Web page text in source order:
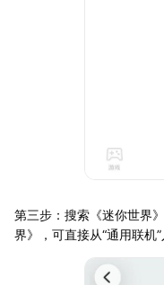
第三步：搜索《迷你世界
界》，可直接从“通用联机”